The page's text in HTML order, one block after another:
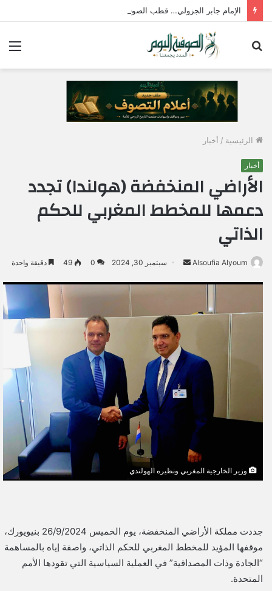
الإمام جابر الجزولي… قطب الصوفية وسفير الحب الإلهي في مصر
الرئيسية / أخبار
أخبار
الأراضي المنخفضة (هولندا) تجدد
دعمها للمخطط المغربي للحكم
الذاتي
Alsoufia Alyoum
ر
ي
د
إ
ن
سبتمبر 30, 2024 0
49 دقيقة واحدة
وزير الخارجية المغربي ونظيره الهولندي
جددت مملكة الأراضي المنخفضة، يوم الخميس 26/9/2024 بنيويورك،
موقفها المؤيد للمخطط المغربي للحكم الذاتي، واصفة إياه بالمساهمة
“الجادة وذات المصداقية” في العملية السياسية التي تقودها الأمم
المتحدة.